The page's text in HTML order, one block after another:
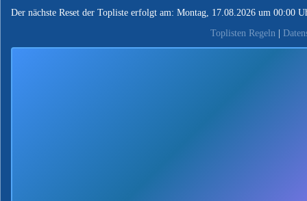
Der nächste Reset der Topliste erfolgt am: Montag, 17.08.2026 um 00:00
Toplisten Regeln |